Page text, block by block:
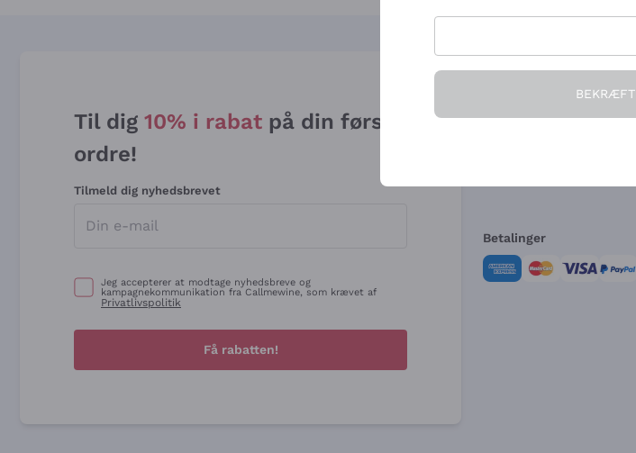
Til dig 10% i rabat på din første
ordre!
Tilmeld dig nyhedsbrevet
Jeg accepterer at modtage nyhedsbreve og
kampagnekommunikation fra Callmewine, som krævet af
Privatlivspolitik
Få rabatten!
Hvem vi er
Betalinger
BEKRÆFT